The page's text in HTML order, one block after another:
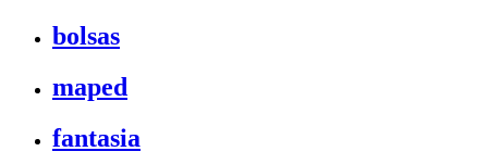
bolsas
maped
fantasia